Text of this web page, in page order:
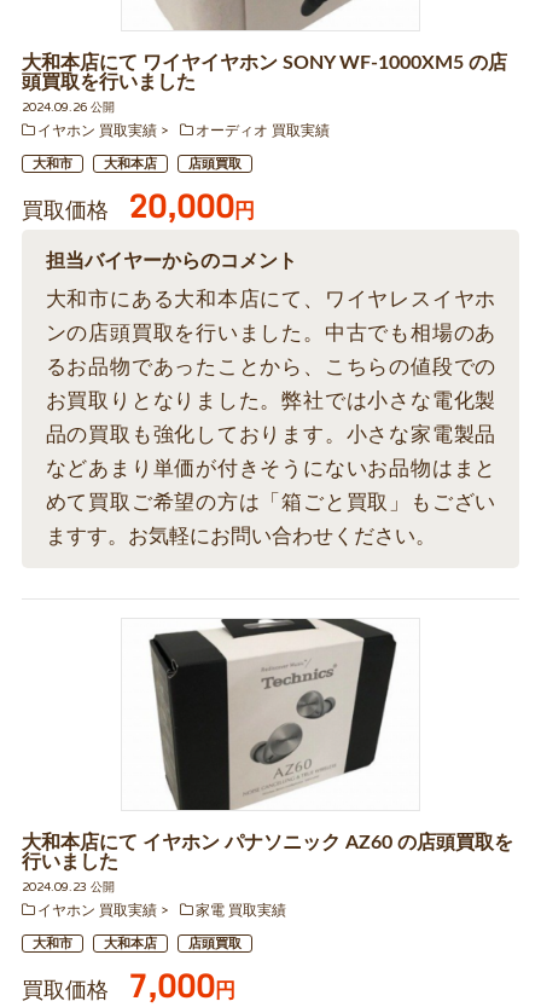
大和本店にて ワイヤイヤホン SONY WF-1000XM5 の店
頭買取を行いました
2024.09.26 公開
イヤホン 買取実績
オーディオ 買取実績
大和市 大和本店 店頭買取
買取価格 20,000円
担当バイヤーからのコメント
大和市にある大和本店にて、ワイヤレスイヤホ
ンの店頭買取を行いました。中古でも相場のあ
るお品物であったことから、こちらの値段での
お買取りとなりました。弊社では小さな電化製
品の買取も強化しております。小さな家電製品
などあまり単価が付きそうにないお品物はまと
めて買取ご希望の方は「箱ごと買取」もござい
ますす。お気軽にお問い合わせください。
大和本店にて イヤホン パナソニック AZ60 の店頭買取を
行いました
2024.09.23 公開
イヤホン 買取実績
家電 買取実績
大和市 大和本店 店頭買取
買取価格 7,000円